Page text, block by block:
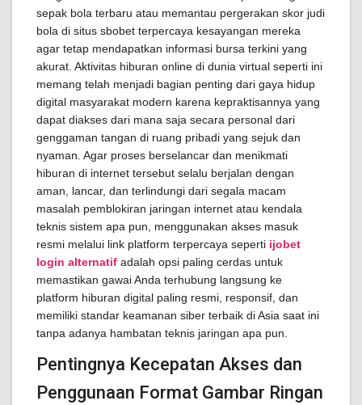
sepak bola terbaru atau memantau pergerakan skor judi
bola di situs sbobet terpercaya kesayangan mereka
agar tetap mendapatkan informasi bursa terkini yang
akurat. Aktivitas hiburan online di dunia virtual seperti ini
memang telah menjadi bagian penting dari gaya hidup
digital masyarakat modern karena kepraktisannya yang
dapat diakses dari mana saja secara personal dari
genggaman tangan di ruang pribadi yang sejuk dan
nyaman. Agar proses berselancar dan menikmati
hiburan di internet tersebut selalu berjalan dengan
aman, lancar, dan terlindungi dari segala macam
masalah pemblokiran jaringan internet atau kendala
teknis sistem apa pun, menggunakan akses masuk
resmi melalui link platform terpercaya seperti ijobet
login alternatif adalah opsi paling cerdas untuk
memastikan gawai Anda terhubung langsung ke
platform hiburan digital paling resmi, responsif, dan
memiliki standar keamanan siber terbaik di Asia saat ini
tanpa adanya hambatan teknis jaringan apa pun.
Pentingnya Kecepatan Akses dan
Penggunaan Format Gambar Ringan